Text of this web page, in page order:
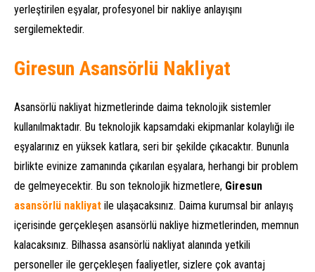
yerleştirilen eşyalar, profesyonel bir nakliye anlayışını
sergilemektedir.
Giresun Asansörlü Nakliyat
Asansörlü nakliyat hizmetlerinde daima teknolojik sistemler
kullanılmaktadır. Bu teknolojik kapsamdaki ekipmanlar kolaylığı ile
eşyalarınız en yüksek katlara, seri bir şekilde çıkacaktır. Bununla
birlikte evinize zamanında çıkarılan eşyalara, herhangi bir problem
de gelmeyecektir. Bu son teknolojik hizmetlere, Giresun
asansörlü nakliyat ile ulaşacaksınız. Daima kurumsal bir anlayış
içerisinde gerçekleşen asansörlü nakliye hizmetlerinden, memnun
kalacaksınız. Bilhassa asansörlü nakliyat alanında yetkili
personeller ile gerçekleşen faaliyetler, sizlere çok avantaj